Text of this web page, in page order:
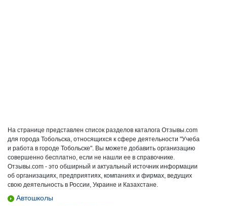
На странице представлен список разделов каталога Отзывы.com
для города Тобольска, относящихся к сфере деятельности "Учеба
и работа в городе Тобольске". Вы можете добавить организацию
совершенно бесплатно, если не нашли ее в справочнике.
Отзывы.com - это обширный и актуальный источник информации
об организациях, предприятиях, компаниях и фирмах, ведущих
свою деятельность в России, Украине и Казахстане.
Автошколы